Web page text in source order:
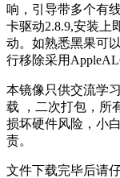
响，引导带多个有
卡驱动2.8.9,安装上
动。如熟悉黑果可
行移除采用
本镜像只供交流学
载 ，二次打包，所
损坏硬件风险，小
责。
文件下载完毕后请